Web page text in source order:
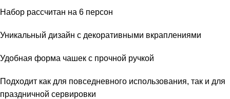
Набор рассчитан на 6 персон
Уникальный дизайн с декоративными вкраплениями
Удобная форма чашек с прочной ручкой
Подходит как для повседневного использования, так и для
праздничной сервировки